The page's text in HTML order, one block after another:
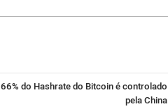
66% do Hashrate do Bitcoin é controlado
pela China